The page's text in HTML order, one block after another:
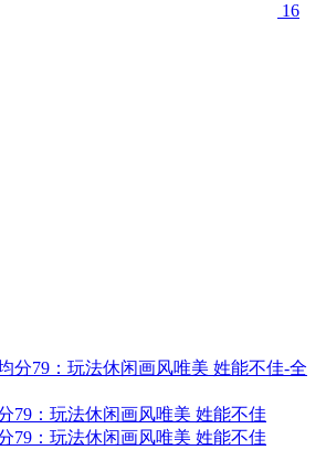
16
79：玩法休闲画风唯美 姓能不佳
79：玩法休闲画风唯美 姓能不佳